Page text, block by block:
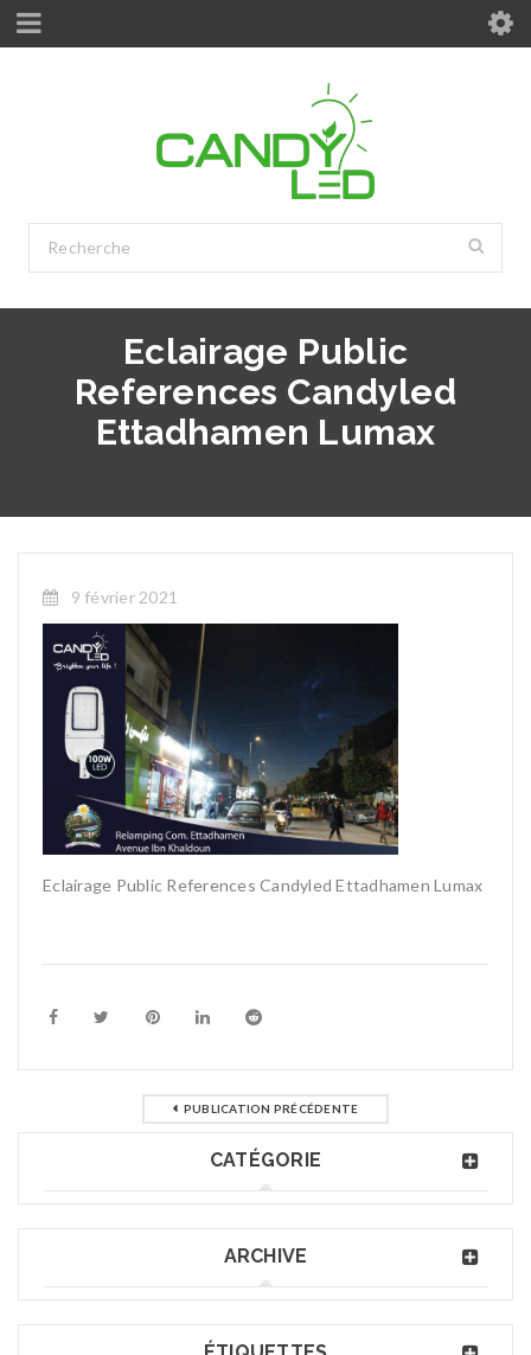
Eclairage Public
References Candyled
Ettadhamen Lumax
9 février 2021
Eclairage Public References Candyled Ettadhamen Lumax
PUBLICATION PRÉCÉDENTE
CATÉGORIE
ARCHIVE